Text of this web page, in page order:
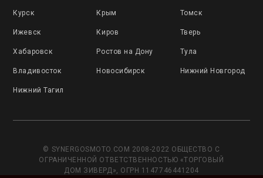
Курск Крым Томск
Ижевск Киров Тверь
Хабаровск Ростов на Дону Тула
Владивосток Новосибирск Нижний Новгород
Нижний Тагил
© SYNERGOSMOTO.COM 2008-2022 ОБЩЕСТВО С
ОГРАНИЧЕННОЙ ОТВЕТСТВЕННОСТЬЮ «ТОРГОВЫЙ
ДОМ ЗИВЕРД», ОГРН 1147746441204